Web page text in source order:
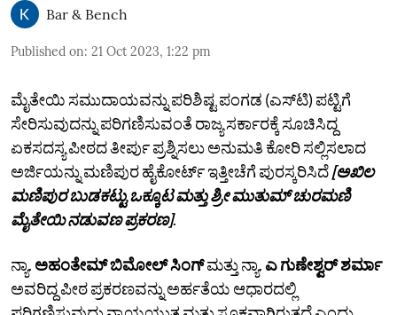
Bar & Bench
Published on: 21 Oct 2023, 1:22 pm
ಮೈತೇಯಿ ಸಮುದಾಯವನ್ನು ಪರಿಶಿಷ್ಟ ಪಂಗಡ (ಎಸ್‌ಟಿ) ಪಟ್ಟಿಗೆ
ಸೇರಿಸುವುದನ್ನು ಪರಿಗಣಿಸುವಂತೆ ರಾಜ್ಯ ಸರ್ಕಾರಕ್ಕೆ ಸೂಚಿಸಿದ್ದ
ಏಕಸದಸ್ಯ ಪೀಠದ ತೀರ್ಪು ಪ್ರಶ್ನಿಸಲು ಅನುಮತಿ ಕೋರಿ ಸಲ್ಲಿಸಲಾದ
ಅರ್ಜಿಯನ್ನು ಮಣಿಪುರ ಹೈಕೋರ್ಟ್ ಇತ್ತೀಚೆಗೆ ಪುರಸ್ಕರಿಸಿದೆ[ಅಖಿಲ
ಮಣಿಪುರ ಬುಡಕಟ್ಟು ಒಕ್ಕೂಟ ಮತ್ತು ಶ್ರೀ ಮುತುಮ್ ಚುರಮಣಿ
ಮೈತೇಯಿ ನಡುವಣ ಪ್ರಕರಣ].
ನ್ಯಾ. ಅಹಂತೇಮ್‌ ಬಿಮೋಲ್‌ ಸಿಂಗ್‌ಮತ್ತು ನ್ಯಾ.ಎ ಗುಣೇಶ್ವರ್‌ ಶರ್ಮಾ
ಅವರಿದ್ದ ಪೀಠ ಪ್ರಕರಣವನ್ನು ಅರ್ಹತೆಯ ಆಧಾರದಲ್ಲಿ